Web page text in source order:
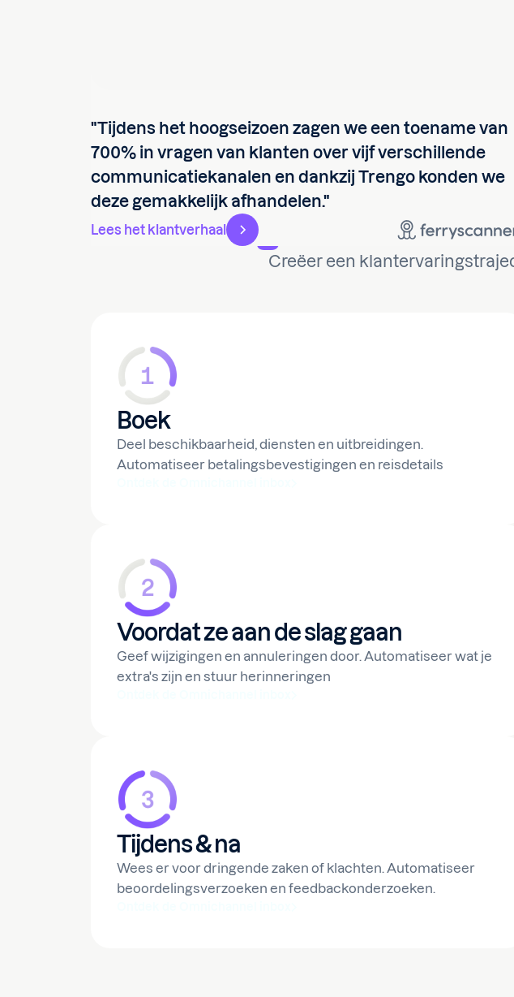
"Tijdens het hoogseizoen zagen we een toename van
700% in vragen van klanten over vijf verschillende
communicatiekanalen en dankzij Trengo konden we
deze gemakkelijk afhandelen."
Lees het klantverhaalLeg een reis
Creëer een
Boek
Deel beschikbaarheid, diensten en uitbreidingen.
Automatiseer betalingsbevestigingen en reisdetails
Voordat ze aan de slag gaan
Geef wijzigingen en annuleringen door. Automatiseer wat je
extra's zijn en stuur herinneringen
Tijdens & na
Wees er voor dringende zaken of klachten. Automatiseer
beoordelingsverzoeken en feedbackonderzoeken.